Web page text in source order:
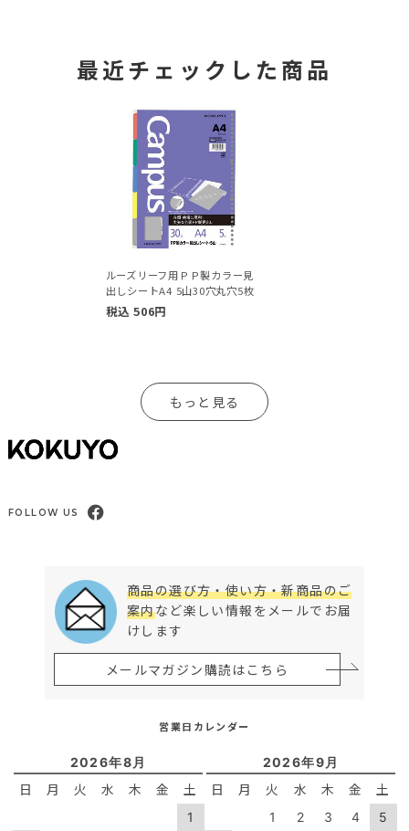
最近チェックした商品
ルーズリーフ用ＰＰ製カラー見
出しシートA4 5山30穴丸穴5枚
税込 506円
もっと見る
FOLLOW US
商品の選び方・使い方・新商品のご
案内など楽しい情報をメールでお届
けします
メールマガジン購読はこちら
営業日カレンダー
2026年8月
日 月 火 水 木 金 土
1
2026年9月
日 月 火 水 木 金 土
1 2 3 4
5